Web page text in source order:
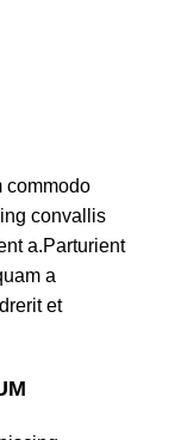
commodo
convallis
a.Parturient
a
et